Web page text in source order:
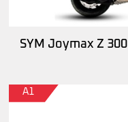
SYM Joymax Z 300
A1